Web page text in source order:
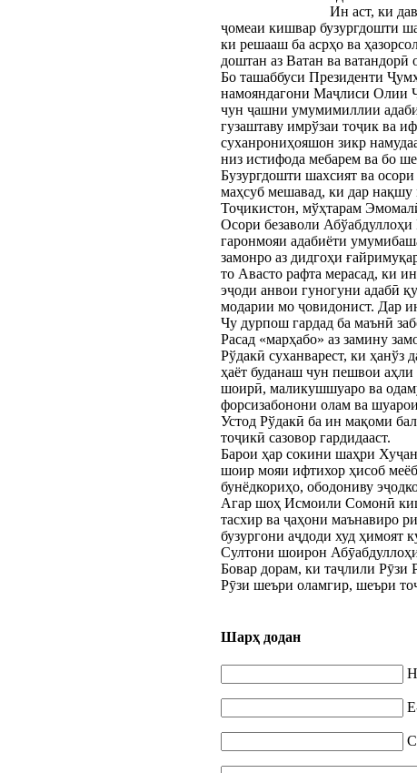
Ин аст, ки
ҷомеаи кишвар бузургдошти
ки решааш ба асрҳо ва
доштан аз Ватан ва ватандорӣ
Бо ташаббуси Президенти
намояндагони Маҷлиси Олии
чун ҷашни умумимиллии
гузаштаву имрўзаи тоҷик ва
суханрониҳояшон зикр
низ истифода мебарем ва бо
Бузургдошти шахсият ва
маҳсуб мешавад, ки дар
Тоҷикистон, мўҳтарам
Осори безаволи
гаронмояи адабиёти
замонро аз дидгоҳи
то Авасто рафта мерасад, ки
эҷоди анвои гуногуни адабӣ
модарии мо ҷовидонист. Дар
Чу дурпош гардад ба маънӣ
Расад «марҳабо» аз замину
Рўдакӣ суханварест, ки
ҳаёт буданаш чун пешвои
шоирӣ, маликушшуаро ва
форсизабонони олам ва
Устод Рўдакӣ ба ин мақоми
тоҷикӣ сазовор гардидааст.
Барои ҳар сокини шаҳри
шоир мояи ифтихор ҳисоб
бунёдкориҳо, ободониву
Агар шоҳ Исмоили Сомонӣ
тасхир ва ҷаҳони маънавиро
бузургони аҷдоди худ ҳимоят
Султони шоирон
Бовар дорам, ки таҷлили Рӯзи
Рӯзи шеъри оламгир, шеъри
Шарҳ додан